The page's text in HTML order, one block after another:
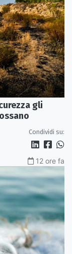
gli
Condividi su:
12 ore fa